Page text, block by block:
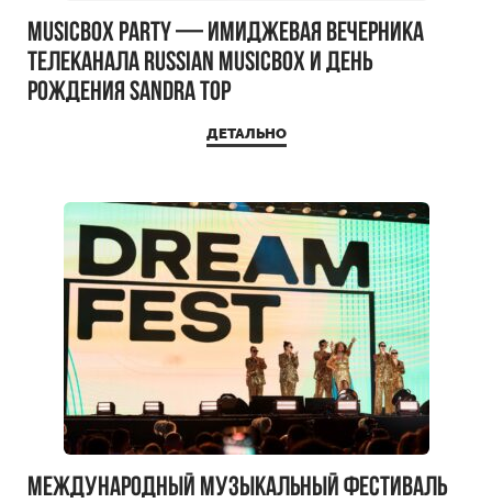
MUSICBOX PARTY — имиджевая вечерника
телеканала RUSSIAN MUSICBOX и день
рождения Sandra Top
ДЕТАЛЬНО
Международный музыкальный фестиваль